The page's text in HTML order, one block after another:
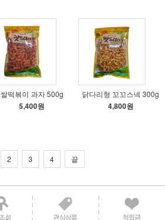
쌀떡볶이 과자 500g
5,400원
닭다리형 꼬꼬스넥 300g
4,800원
2 3 4 끝